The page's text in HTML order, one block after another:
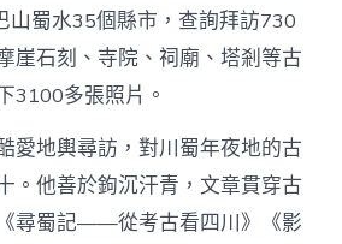
山蜀水35個縣市，查詢拜訪730
崖石刻、寺院、祠廟、塔剎等古
3100多張照片。
愛地輿尋訪，對川蜀年夜地的古
。他善於鉤沉汗青，文章貫穿古
尋蜀記——從考古看四川》《影